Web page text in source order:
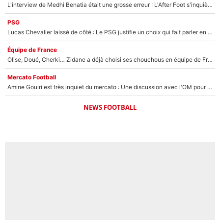
L'interview de Medhi Benatia était une grosse erreur : L'After Foot s'inquiète pour l'avenir de l'ancien dirigeant de l'OM qui pourrait rester longtemps au chômage
PSG
Lucas Chevalier laissé de côté : Le PSG justifie un choix qui fait parler en plein mercato
Équipe de France
Olise, Doué, Cherki… Zidane a déjà choisi ses chouchous en équipe de France ? L’IA annonce des surprises sans Kylian Mbappé !
Mercato Football
Amine Gouiri est très inquiet du mercato : Une discussion avec l'OM pour acter son transfert !
NEWS FOOTBALL